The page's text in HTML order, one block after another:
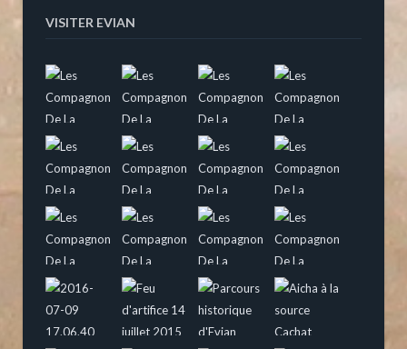
VISITER EVIAN